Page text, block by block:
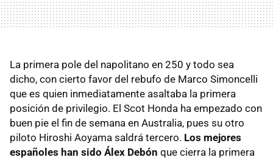
La primera pole del napolitano en 250 y todo sea
dicho, con cierto favor del rebufo de Marco Simoncelli
que es quien inmediatamente asaltaba la primera
posición de privilegio. El Scot Honda ha empezado con
buen pie el fin de semana en Australia, pues su otro
piloto Hiroshi Aoyama saldrá tercero. Los mejores
españoles han sido Álex Debón que cierra la primera